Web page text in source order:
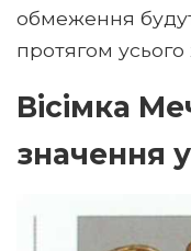
обмеження
протягом усього
Вісімка
значення